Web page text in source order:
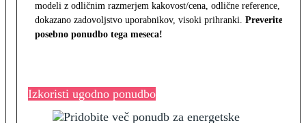
modeli z odličnim razmerjem kakovost/cena, odlične reference,
dokazano zadovoljstvo uporabnikov, visoki prihranki. Preverite
posebno ponudbo tega meseca!
Izkoristi ugodno ponudbo